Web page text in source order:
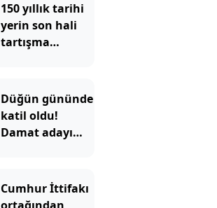
150 yıllık tarihi
yerin son hali
tartışma
Pasajı'ndaki
görüntü tepki
çekti
Düğün gününde
katil oldu!
Damat adayı
Cumhur İttifakı